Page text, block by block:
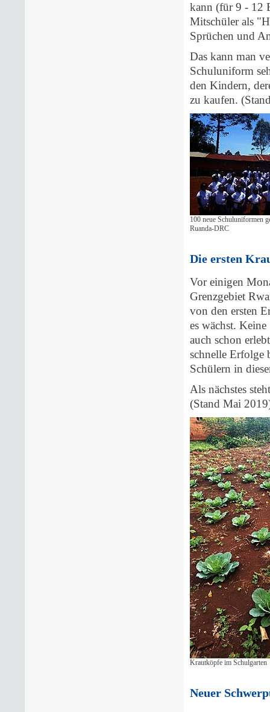
kann (für 9 - 12
Mitschüler als
Sprüchen und
Das kann man
Schuluniform
den Kindern,
zu kaufen.
100 neue Schuluniformen
Ruanda-DRC
Die ersten
Vor einigen
Grenzgebiet
von den ersten
es wächst.
auch schon
schnelle Erfolge
Schülern in
Als nächstes
(Stand Mai
Krautköpfe im Schulgarten
Neuer